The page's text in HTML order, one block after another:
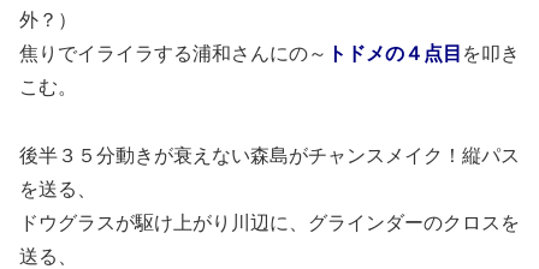
外？）
焦りでイライラする浦和さんにの～ トドメの４点目 を叩き
こむ。
後半３５分動きが衰えない森島がチャンスメイク！縦パス
を送る、
ドウグラスが駆け上がり川辺に、グラインダーのクロスを
送る、